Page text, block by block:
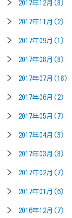
2017年12月(8)
2017年11月(2)
2017年09月(1)
2017年08月(8)
2017年07月(18)
2017年06月(2)
2017年05月(7)
2017年04月(3)
2017年03月(8)
2017年02月(7)
2017年01月(6)
2016年12月(7)